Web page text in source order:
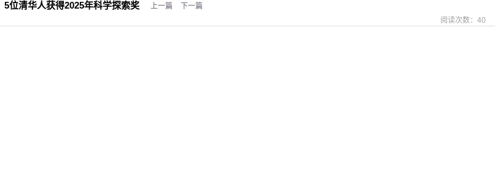
5位清华人获得2025年科学探索奖 上一篇
下一篇
阅读次数： 40